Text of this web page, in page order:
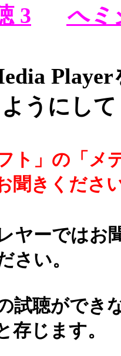
3 へミ
うにし
ト」の「メ
聞きくださ
ヤーではお
さい。
試聴ができ
存じます。